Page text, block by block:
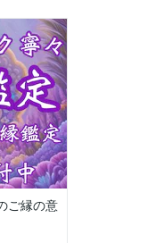
ご縁の意